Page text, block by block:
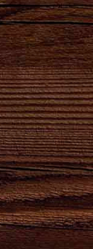
Сила
удара
твоего
сердца!